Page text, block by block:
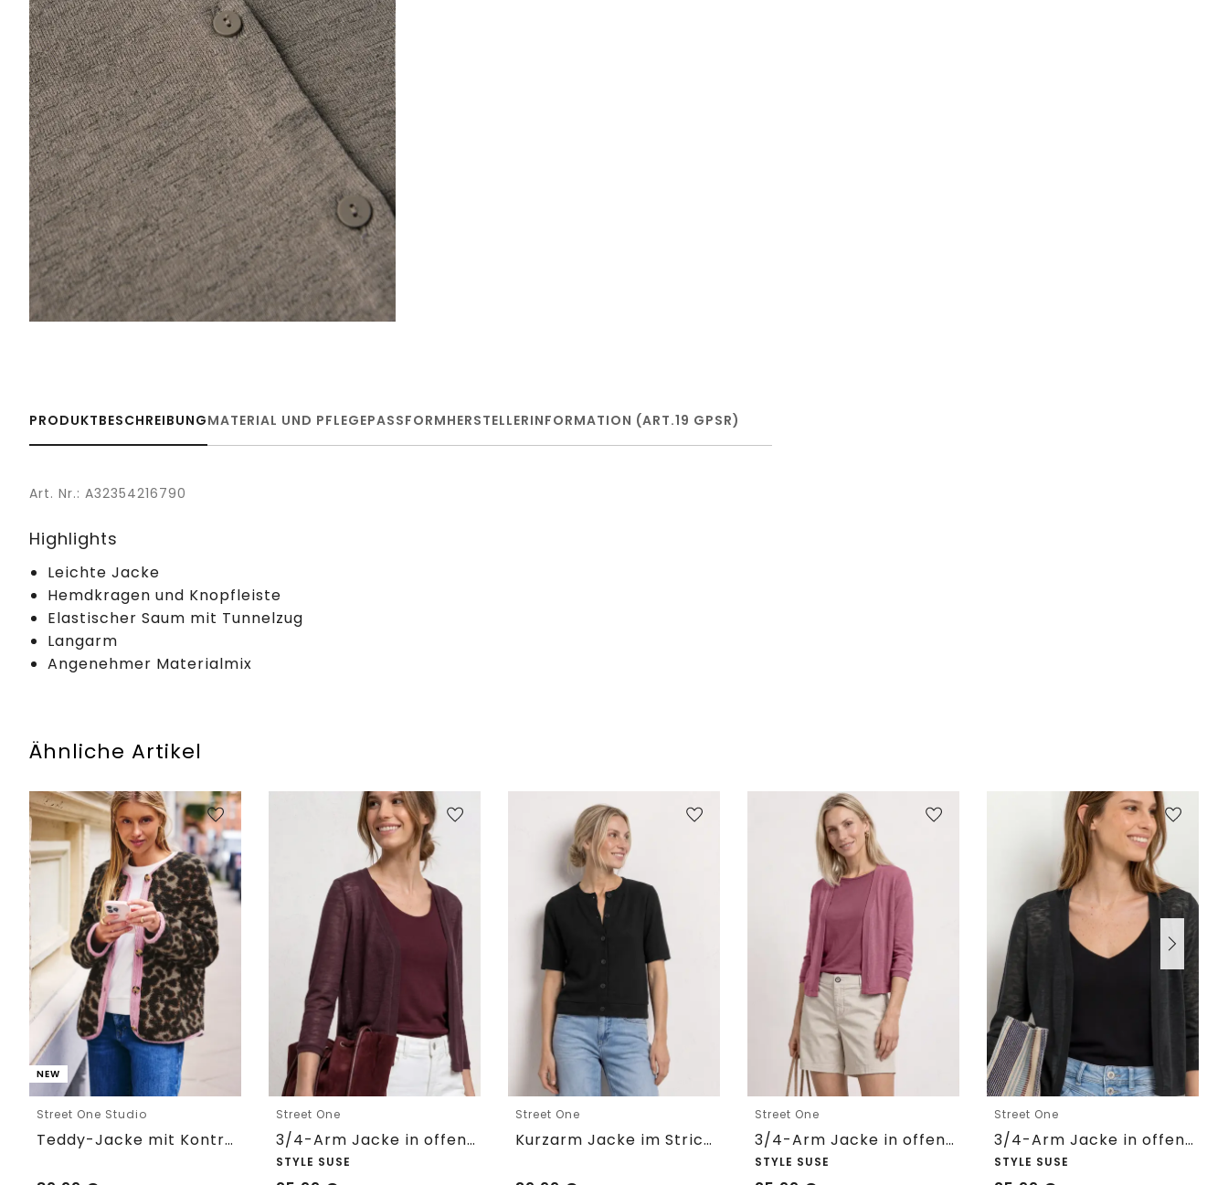
PRODUKTBESCHREIBUNGMATERIAL UND PFLEGEPASSFORMHERSTELLERINFORMATION (ART.19 GPSR)
Art. Nr.: A32354216790
Highlights
Leichte Jacke
Hemdkragen und Knopfleiste
Elastischer Saum mit Tunnelzug
Langarm
Angenehmer Materialmix
Ähnliche Artikel
NEW
Street One Studio
Teddy-Jacke mit Kontrastdetail
Street One
3/4-Arm Jacke in offener Passform
STYLE SUSE
Street One
Kurzarm Jacke im Strick-Look
Street One
3/4-Arm Jacke in offener Passform
STYLE SUSE
Street One
3/4-Arm Jacke in offener Passform
STYLE SUSE